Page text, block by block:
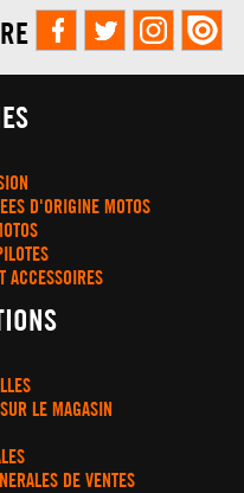
D'ORIGINE MOTOS
ACCESSOIRES
LE MAGASIN
DE VENTES